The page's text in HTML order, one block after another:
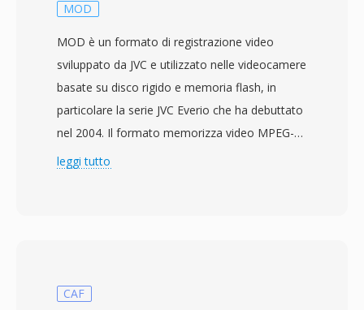
MOD
MOD è un formato di registrazione video
sviluppato da JVC e utilizzato nelle videocamere
basate su disco rigido e memoria flash, in
particolare la serie JVC Everio che ha debuttato
nel 2004. Il formato memorizza video MPEG-2
program stream a definizione standard insieme
da strumenti progettati per contenuti MPEG-2,
leggi tutto
CAF